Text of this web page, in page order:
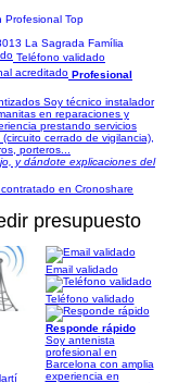
La Sagrada Família
Teléfono validado
Profesional
Soy técnico instalador
en reparaciones y
prestando servicios
cerrado de vigilancia),
porteros...
y dándote explicaciones del
en Cronoshare
presupuesto
Email validado
Teléfono validado
Responde rápido
Soy antenista
profesional en
Barcelona con amplia
experiencia en